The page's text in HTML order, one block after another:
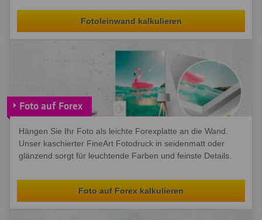
Fotoleinwand kalkulieren
Foto auf Forex
Hängen Sie Ihr Foto als leichte Forexplatte an die Wand.
Unser kaschierter FineArt Fotodruck in seidenmatt oder
glänzend sorgt für leuchtende Farben und feinste Details.
Foto auf Forex kalkulieren